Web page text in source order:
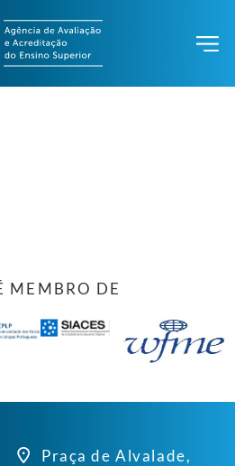
MEMBRO DE
Praça de Alvalade,